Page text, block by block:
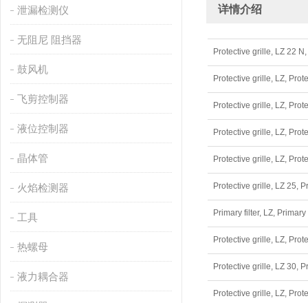
泄漏检测仪
无阻尼 阻挡器
鼓风机
飞剪控制器
液位控制器
晶体管
火焰检测器
工具
热螺母
液力耦合器
详情介绍
Protective grille, LZ 22
Protective grille, LZ,
Protective grille, LZ,
Protective grille, LZ,
Protective grille, LZ,
Protective grille, LZ 25,
Primary filter, LZ,
Protective grille, LZ,
Protective grille, LZ 30,
Protective grille, LZ,